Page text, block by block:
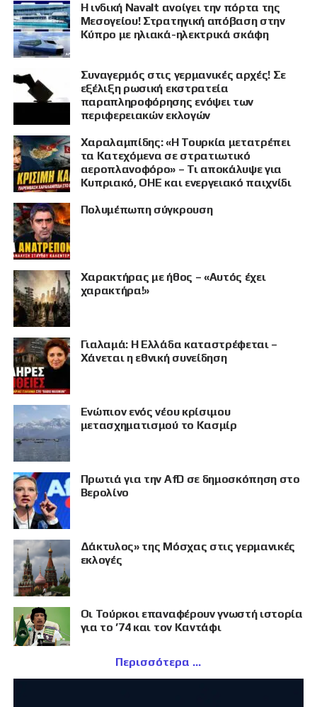
Η ινδική Navalt ανοίγει την πόρτα της
Μεσογείου! Στρατηγική απόβαση στην
Κύπρο με ηλιακά-ηλεκτρικά σκάφη
Συναγερμός στις γερμανικές αρχές! Σε
εξέλιξη ρωσική εκστρατεία
παραπληροφόρησης ενόψει των
περιφερειακών εκλογών
Χαραλαμπίδης: «Η Τουρκία μετατρέπει
τα Κατεχόμενα σε στρατιωτικό
αεροπλανοφόρο» – Τι αποκάλυψε για
Κυπριακό, ΟΗΕ και ενεργειακό παιχνίδι
Πολυμέπωπη σύγκρουση
Χαρακτήρας με ήθος – «Αυτός έχει
χαρακτήρα!»
Γιαλαμά: Η Ελλάδα καταστρέφεται –
Χάνεται η εθνική συνείδηση
Eνώπιον ενός νέου κρίσιμου
μετασχηματισμού το Κασμίρ
Πρωτιά για την AfD σε δημοσκόπηση στο
Βερολίνο
Δάκτυλος» της Μόσχας στις γερμανικές
εκλογές
Οι Τούρκοι επαναφέρουν γνωστή ιστορία
για το ’74 και τον Καντάφι
Περισσότερα